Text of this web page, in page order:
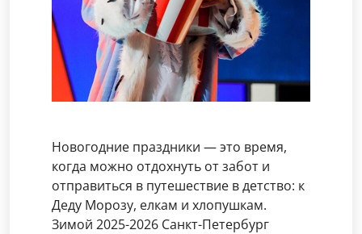
Новогодние праздники — это время,
когда можно отдохнуть от забот и
отправиться в путешествие в детство: к
Деду Морозу, елкам и хлопушкам.
Зимой 2025-2026 Санкт-Петербург